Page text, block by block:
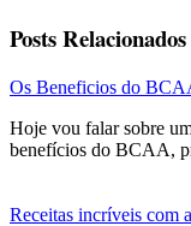
Posts Relacionados
Os Beneficios do
Hoje vou falar sobre
benefícios do BCAA,
Receitas incríveis com